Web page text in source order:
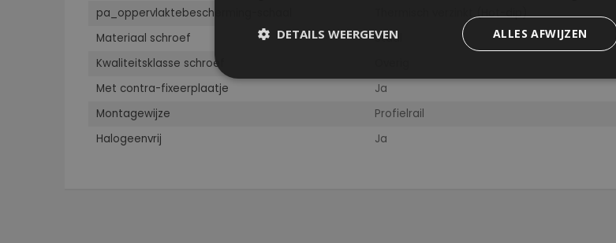
pa_oppervlaktebescherming-schaal
Thermisch verzinkt (Hot-dip)
Materiaal schroef
Staal
Kwaliteitsklasse schroef
Met contra-fixeerplaatje
Ja
Montagewijze
Profielrail
Halogeenvrij
Ja
ALLES AFWIJZEN
DETAILS WEERGEVEN